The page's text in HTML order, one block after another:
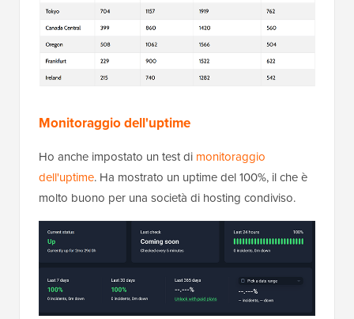
Monitoraggio dell'uptime
Ho anche impostato un test di monitoraggio
dell'uptime. Ha mostrato un uptime del 100%, il che è
molto buono per una società di hosting condiviso.